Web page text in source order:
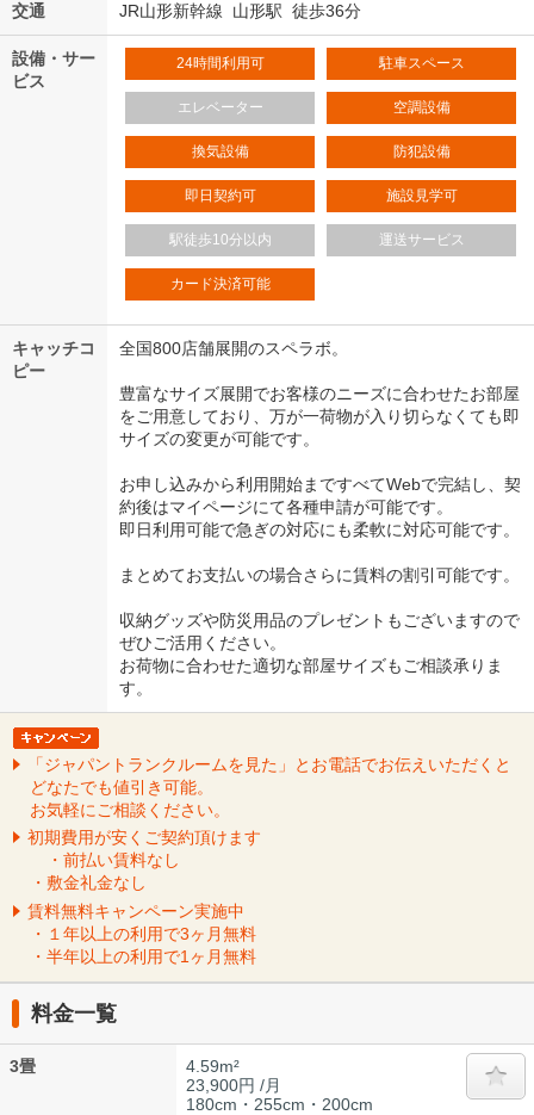
交通 JR山形新幹線 山形駅 徒歩36分
設備・サー
ビス
24時間利用可 駐車スペース
エレベーター 空調設備
換気設備 防犯設備
即日契約可 施設見学可
駅徒歩10分以内 運送サービス
カード決済可能
キャッチコ
ピー
全国800店舗展開のスペラボ。
豊富なサイズ展開でお客様のニーズに合わせたお部屋
をご用意しており、万が一荷物が入り切らなくても即
サイズの変更が可能です。
お申し込みから利用開始まですべてWebで完結し、契
約後はマイページにて各種申請が可能です。
即日利用可能で急ぎの対応にも柔軟に対応可能です。
まとめてお支払いの場合さらに賃料の割引可能です。
収納グッズや防災用品のプレゼントもございますので
ぜひご活用ください。
お荷物に合わせた適切な部屋サイズもご相談承りま
す。
「ジャパントランクルームを見た」とお電話でお伝えいただくと
どなたでも値引き可能。
お気軽にご相談ください。
初期費用が安くご契約頂けます
・前払い賃料なし
・敷金礼金なし
賃料無料キャンペーン実施中
・１年以上の利用で3ヶ月無料
・半年以上の利用で1ヶ月無料
料金一覧
3畳
4.59m²
23,900円 /月
180cm・255cm・200cm